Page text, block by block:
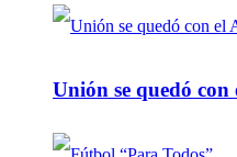
Unión se quedó